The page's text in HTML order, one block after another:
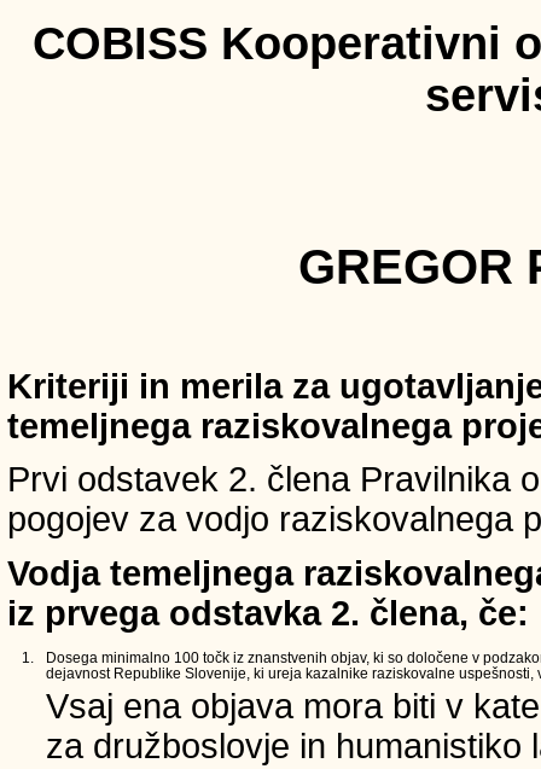
COBISS Kooperativni
GREGOR
Kriteriji in merila za
temeljnega raziskovalnega
Prvi odstavek 2. člena Pravilnika
pogojev za vodjo raziskovalnega
Vodja temeljnega
iz prvega odstavka 2. člena, če:
1.
Dosega minimalno 100 točk iz znanstvenih objav, ki so določene v
dejavnost Republike Slovenije, ki ureja kazalnike raziskovalne uspešnosti,
Vsaj ena objava mora biti v
za družboslovje in humanistiko